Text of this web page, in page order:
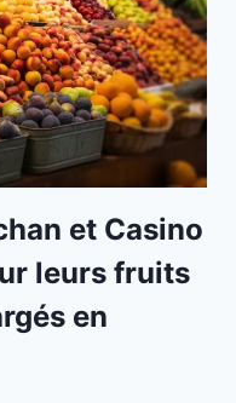
et Casino
leurs fruits
en